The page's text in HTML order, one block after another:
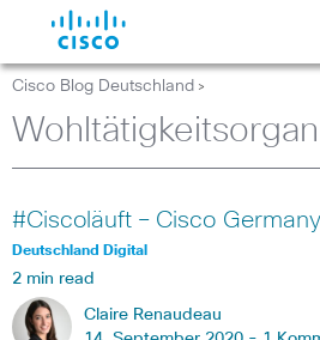
Cisco Blog Deutschland >
#Ciscoläuft – Cisco
Deutschland Digital
2 min read
Claire Renaudeau